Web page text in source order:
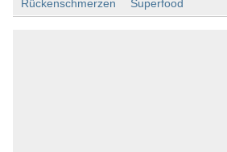
Rückenschmerzen
Superfood